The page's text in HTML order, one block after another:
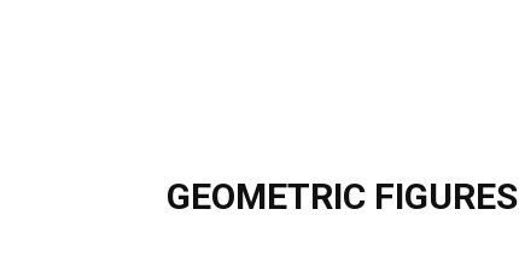
GEOMETRIC FIGURES